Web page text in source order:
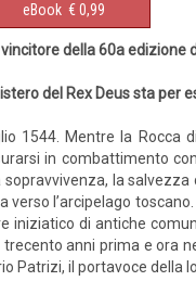
eBook € 0,99
vincitore della 60a
del Rex Deus sta per
1544. Mentre la
in combattimento
sopravvivenza, la
verso l’arcipelago
iniziatico di antiche
anni prima e ora
Patrizi, il portavoce della